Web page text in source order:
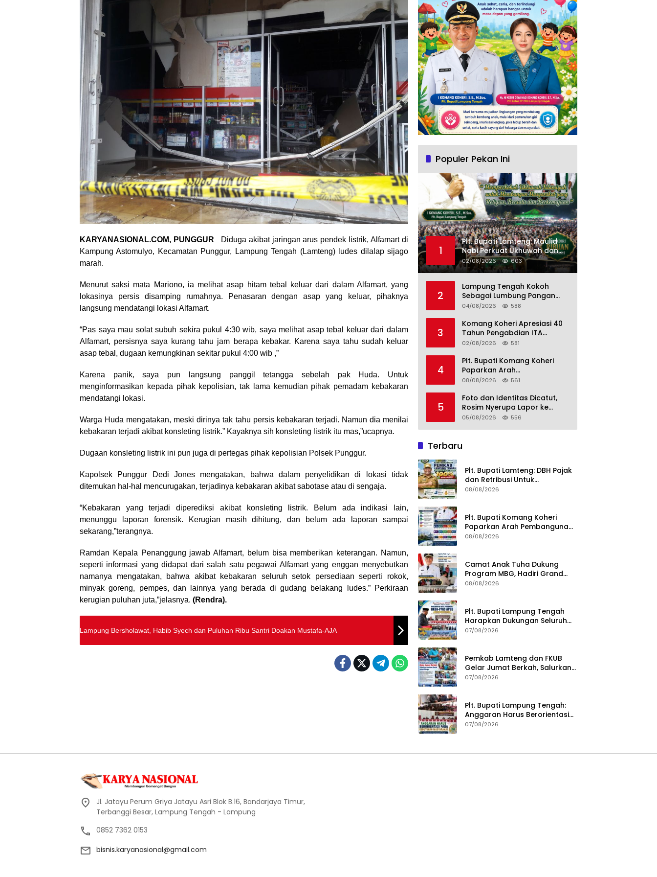
KARYANASIONAL.COM, PUNGGUR_
Diduga akibat jaringan arus pendek listrik, Alfamart di
Kampung Astomulyo, Kecamatan Punggur, Lampung Tengah (Lamteng) ludes dilalap sijago
marah.
Menurut saksi mata Mariono, ia melihat asap hitam tebal keluar dari dalam Alfamart, yang
lokasinya persis disamping rumahnya. Penasaran dengan asap yang keluar, pihaknya
langsung mendatangi lokasi Alfamart.
“Pas saya mau solat subuh sekira pukul 4:30 wib, saya melihat asap tebal keluar dari dalam
Alfamart, persisnya saya kurang tahu jam berapa kebakar. Karena saya tahu sudah keluar
asap tebal, dugaan kemungkinan sekitar pukul 4:00 wib ,”
Karena panik, saya pun langsung panggil tetangga sebelah pak Huda. Untuk
menginformasikan kepada pihak kepolisian, tak lama kemudian pihak pemadam kebakaran
mendatangi lokasi.
Warga Huda mengatakan, meski dirinya tak tahu persis kebakaran terjadi. Namun dia menilai
kebakaran terjadi akibat konsleting listrik.” Kayaknya sih konsleting listrik itu mas,”ucapnya.
Dugaan konsleting listrik ini pun juga di pertegas pihak kepolisian Polsek Punggur.
Kapolsek Punggur Dedi Jones mengatakan, bahwa dalam penyelidikan di lokasi tidak
ditemukan hal-hal mencurugakan, terjadinya kebakaran akibat sabotase atau di sengaja.
“Kebakaran yang terjadi diperediksi akibat konsleting listrik. Belum ada indikasi lain,
menunggu laporan forensik. Kerugian masih dihitung, dan belum ada laporan sampai
sekarang,”terangnya.
Ramdan Kepala Penanggung jawab Alfamart, belum bisa memberikan keterangan. Namun,
seperti informasi yang didapat dari salah satu pegawai Alfamart yang enggan menyebutkan
namanya mengatakan, bahwa akibat kebakaran seluruh setok persediaan seperti rokok,
minyak goreng, pempes, dan lainnya yang berada di gudang belakang ludes.” Perkiraan
kerugian puluhan juta,”jelasnya. (Rendra).
Lampung Bersholawat, Habib Syech dan Puluhan Ribu Santri Doakan Mustafa-AJA
Populer Pekan Ini
1
Plt. Bupati Lamteng: Maulid
Nabi Perkuat Ukhuwah dan
Jaga Kerukunan Umat
02/08/2026 603
2
Lampung Tengah Kokoh
Sebagai Lumbung Pangan
dan Kekuatan Perkebunan
Kemandirian Pangan adalah
Fondasi Menuju Indonesia
Emas 2045
04/08/2026 588
3
Komang Koheri Apresiasi 40
Tahun Pengabdian ITA
Optical Group untuk
Lamteng
02/08/2026 581
4
Plt. Bupati Komang Koheri
Paparkan Arah
Pembangunan Lampung
Ekonomi, Infrastruktur dan
Kesejahteraan
08/08/2026 561
5
Foto dan Identitas Dicatut,
Rosim Nyerupa Lapor ke
Polres Lampung Tengah
05/08/2026 556
Terbaru
Plt. Bupati Lamteng: DBH Pajak
dan Retribusi Untuk
Pembangunan Kampung
08/08/2026
Plt. Bupati Komang Koheri
Paparkan Arah Pembangunan
Lampung Tengah, Fokus pada
08/08/2026
Camat Anak Tuha Dukung
Program MBG, Hadiri Grand
Opening Dapur SPPG Negara Aji
08/08/2026
Plt. Bupati Lampung Tengah
Harapkan Dukungan Seluruh
Pimpinan DPRD Bahas RKUA-
07/08/2026
Pemkab Lamteng dan FKUB
Gelar Jumat Berkah, Salurkan
Bantuan Sosial untuk Warga
07/08/2026
Plt. Bupati Lampung Tengah:
Anggaran Harus Berorientasi
pada Kebutuhan Masyarakat
07/08/2026
Jl. Jatayu Perum Griya Jatayu Asri Blok B.16, Bandarjaya Timur,
Terbanggi Besar, Lampung Tengah - Lampung
0852 7362 0153
bisnis.karyanasional@gmail.com